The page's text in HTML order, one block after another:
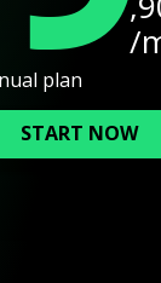
/
plan
START NOW